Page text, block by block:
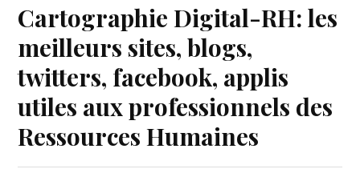
Cartographie Digital-RH: les
meilleurs sites, blogs,
twitters, facebook, applis
utiles aux professionnels des
Ressources Humaines